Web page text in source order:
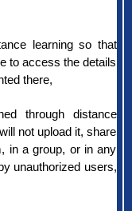
learning so that
to access the details
there,
through distance
not upload it, share
in a group, or in any
unauthorized users,